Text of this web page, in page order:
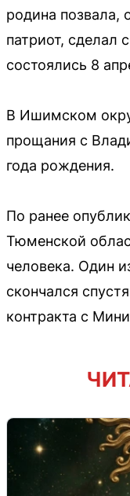
родина позвала,
патриот, сделал
состоялись 8
В Ишимском
прощания с
года рождения.
По ранее
Тюменской
человека. Один
скончался
контракта с